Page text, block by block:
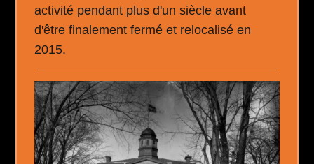
activité pendant plus d'un siècle avant
d'être finalement fermé et relocalisé en
2015.